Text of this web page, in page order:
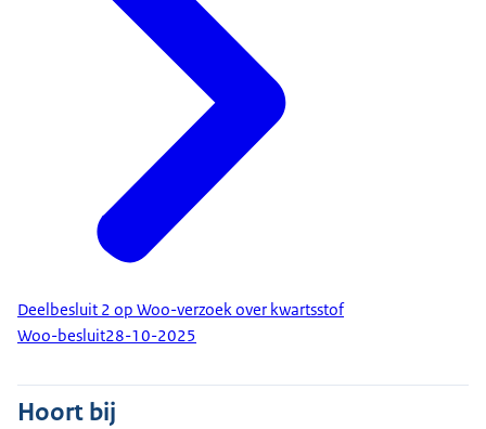
Deelbesluit 2 op Woo-verzoek over kwartsstof
Woo-besluit28-10-2025
Hoort bij